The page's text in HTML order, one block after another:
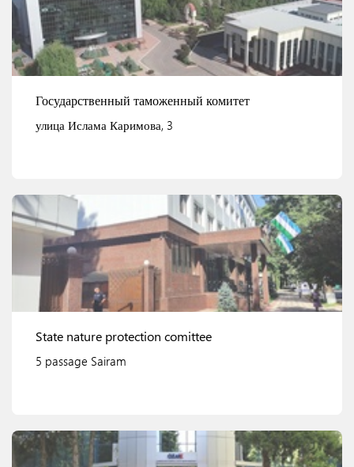
Смотреть детали
Государственный таможенный комитет
улица Ислама Каримова, 3
Смотреть детали
State nature protection comittee
5 passage Sairam